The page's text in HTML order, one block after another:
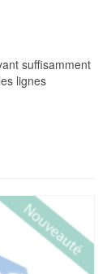
suffisamment
lignes